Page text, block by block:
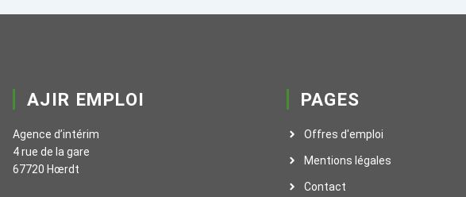
AJIR EMPLOI
Agence d’intérim
4 rue de la gare
67720 Hœrdt
PAGES
Offres d'emploi
Mentions légales
Contact